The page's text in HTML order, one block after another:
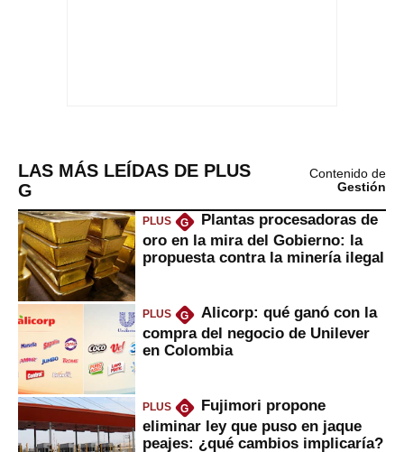
LAS MÁS LEÍDAS DE PLUS
G
Contenido de
Gestión
PLUS G
Plantas procesadoras de
oro en la mira del Gobierno: la
propuesta contra la minería ilegal
PLUS G
Alicorp: qué ganó con la
compra del negocio de Unilever
en Colombia
PLUS G
Fujimori propone
eliminar ley que puso en jaque
peajes: ¿qué cambios implicaría?